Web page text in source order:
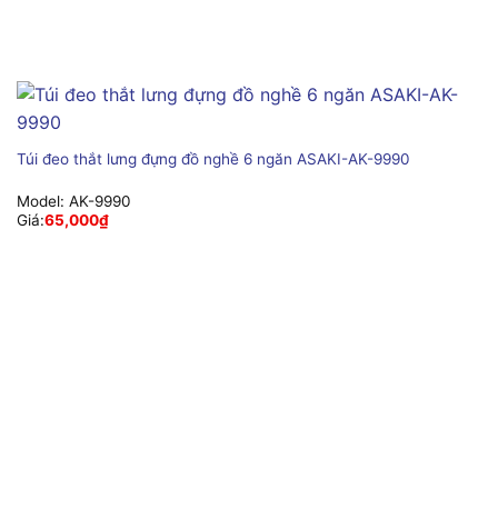
Túi đeo thắt lưng đựng đồ nghề 6 ngăn ASAKI-AK-9990
Model: AK-9990
Giá:65,000₫